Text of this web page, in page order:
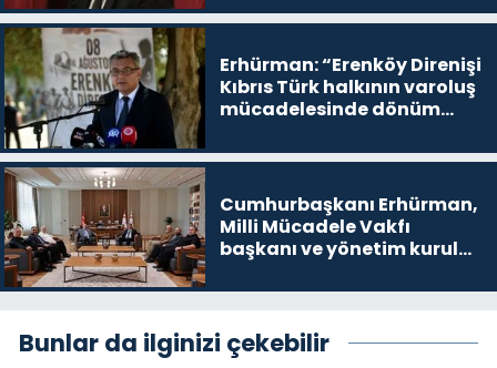
devam edeceğim’ dediği
Erhürman: “Erenköy Direnişi
Kıbrıs Türk halkının varoluş
mücadelesinde dönüm
Cumhurbaşkanı Erhürman,
Milli Mücadele Vakfı
başkanı ve yönetim kurulu
Bunlar da ilginizi çekebilir